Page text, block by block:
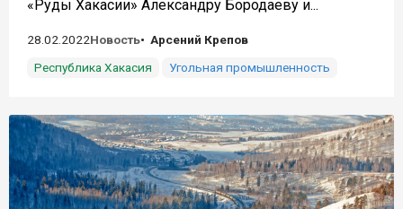
«Руды Хакасии» Александру Бородаеву и...
28.02.2022Новость
Арсений Крепов
Республика Хакасия
Угольная промышленность